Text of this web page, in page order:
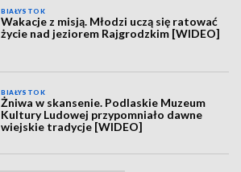
BIAŁYSTOK
Wakacje z misją. Młodzi uczą się ratować
życie nad jeziorem Rajgrodzkim [WIDEO]
BIAŁYSTOK
Żniwa w skansenie. Podlaskie Muzeum
Kultury Ludowej przypomniało dawne
wiejskie tradycje [WIDEO]